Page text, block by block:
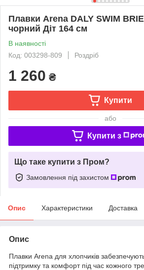
Плавки Arena DALY SWIM
чорний Діт 164 см
В наявності
Код: 003298-809
Роздріб
1 260 ₴
Купити
або
Купити з
Що таке купити з Пром?
Замовлення під захистом
Опис Характеристики Доставка
Опис
Плавки Arena для хлопчиків
підтримку та комфорт під час кожного